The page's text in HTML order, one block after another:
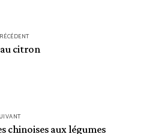
au citron
chinoises aux légumes